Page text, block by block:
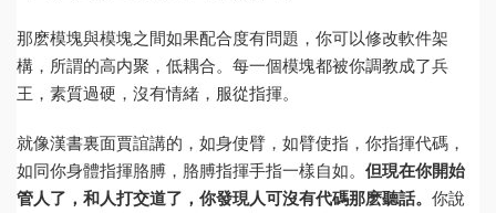
那麽模塊與模塊之間如果配合度有問題，你可以修改軟件架
構，所謂的高内聚，低耦合。每一個模塊都被你調教成了兵
王，素質過硬，沒有情緒，服從指揮。
就像漢書裏面賈誼講的，如身使臂，如臂使指，你指揮代碼，
如同你身體指揮胳膊，胳膊指揮手指一樣自如。 但現在你開始
管人了，和人打交道了，你發現人可沒有代碼那麽聽話。 你說